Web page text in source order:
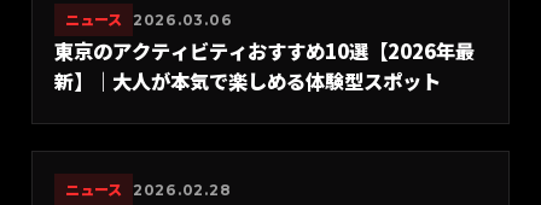
ニュース 2026.03.06
東京のアクティビティおすすめ10選【2026年最
新】｜大人が本気で楽しめる体験型スポット
ニュース 2026.02.28